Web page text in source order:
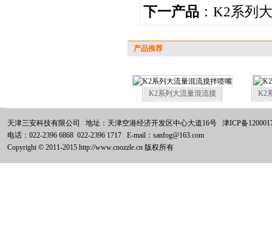
下一产品 ： K2系列
产品推荐
K2系列大流量混流搅 K2
天津三安科技有限公司 地址：天津空港经济开发区中心大道16号 津ICP备
电话：022-2396 6868 022-2396 1717 E-mail：sanfog@163.com
Copyright © 2011-2015 http://www.cnozzle.cn 版权所有